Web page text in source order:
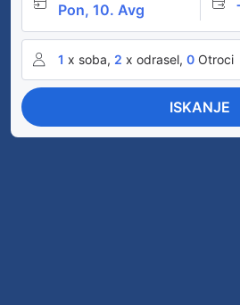
Pon, 10. Avg
1 x soba, 2 x odrasel, 0 Otroci
ISKANJE